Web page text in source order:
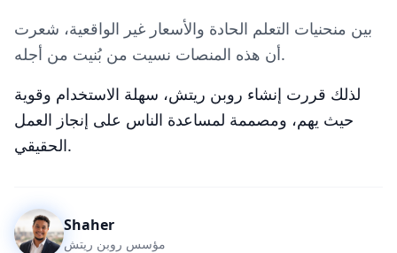
بين منحنيات التعلم الحادة والأسعار غير الواقعية، شعرت
أن هذه المنصات نسيت من بُنيت من أجله.
لذلك قررت إنشاء روبن ريتش، سهلة الاستخدام وقوية
حيث يهم، ومصممة لمساعدة الناس على إنجاز العمل
الحقيقي.
Shaher
مؤسس روبن ريتش